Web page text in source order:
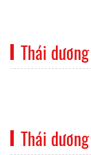
Thái
Thái